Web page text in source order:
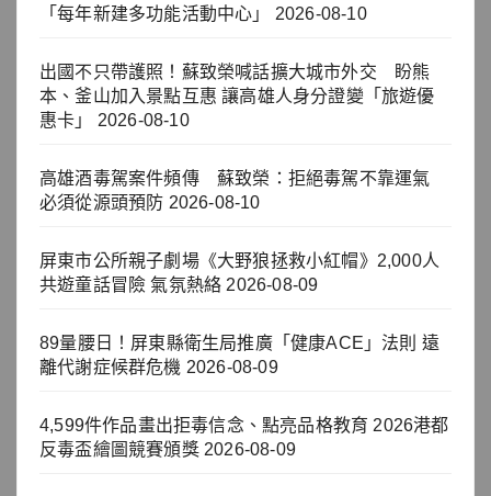
「每年新建多功能活動中心」
2026-08-10
出國不只帶護照！蘇致榮喊話擴大城市外交 盼熊
本、釜山加入景點互惠 讓高雄人身分證變「旅遊優
惠卡」
2026-08-10
高雄酒毒駕案件頻傳 蘇致榮：拒絕毒駕不靠運氣
必須從源頭預防 2026-08-10
屏東市公所親子劇場《大野狼拯救小紅帽》2,000人
共遊童話冒險 氣氛熱絡 2026-08-09
89量腰日！屏東縣衛生局推廣「健康ACE」法則 遠
離代謝症候群危機 2026-08-09
4,599件作品畫出拒毒信念、點亮品格教育 2026港都
反毒盃繪圖競賽頒獎 2026-08-09